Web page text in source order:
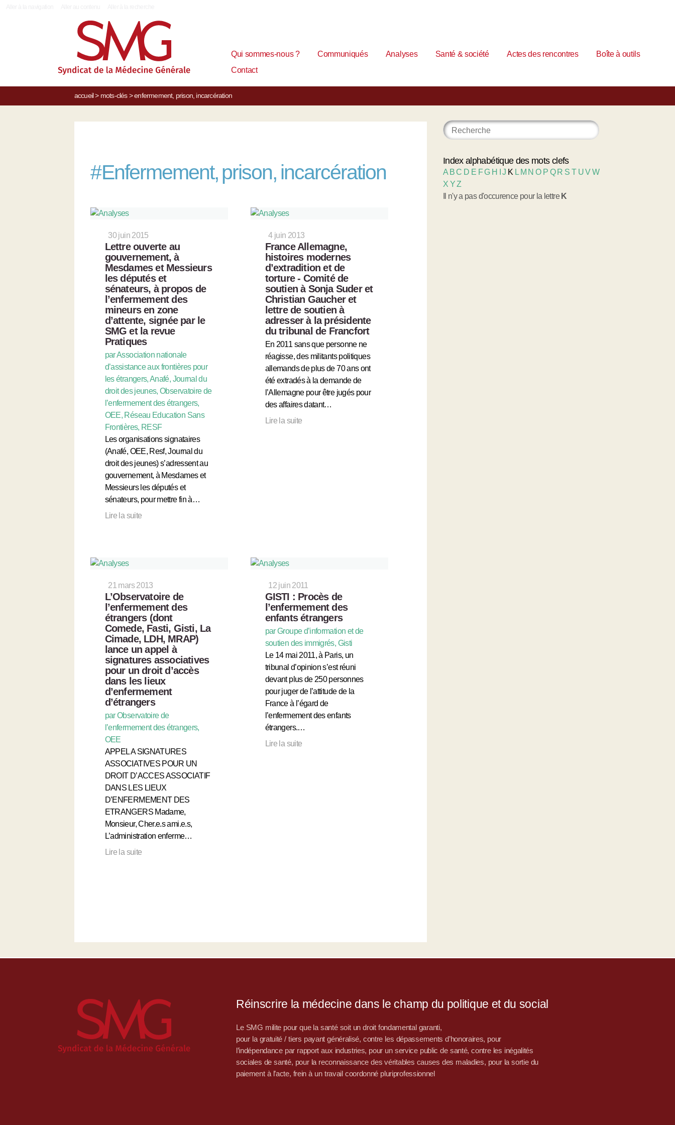
Qui sommes-nous ? Communiqués Analyses Santé & société Actes des rencontres
Boîte à outils
Contact
accueil> mots-clés> enfermement, prison, incarcération
#Enfermement, prison, incarcération
30 juin 2015
Lettre ouverte au
gouvernement, à
Mesdames et Messieurs
les députés et
sénateurs, à propos de
l’enfermement des
mineurs en zone
d’attente, signée par le
SMG et la revue
Pratiques
par Association nationale
d’assistance aux frontières pour
les étrangers, Anafé, Journal du
droit des jeunes, Observatoire de
l’enfermement des étrangers,
OEE, Réseau Education Sans
Frontières, RESF
Les organisations signataires
(Anafé, OEE, Resf, Journal du
droit des jeunes) s’adressent au
gouvernement, à Mesdames et
Messieurs les députés et
sénateurs, pour mettre fin à…
Lire la suite
4 juin 2013
France Allemagne,
histoires modernes
d’extradition et de
torture - Comité de
soutien à Sonja Suder et
Christian Gaucher et
lettre de soutien à
adresser à la présidente
du tribunal de Francfort
En 2011 sans que personne ne
réagisse, des militants politiques
allemands de plus de 70 ans ont
été extradés à la demande de
l’Allemagne pour être jugés pour
des affaires datant…
Lire la suite
21 mars 2013
L’Observatoire de
l’enfermement des
étrangers (dont
Comede, Fasti, Gisti, La
Cimade, LDH, MRAP)
lance un appel à
signatures associatives
pour un droit d’accès
dans les lieux
d’enfermement
d’étrangers
par Observatoire de
l’enfermement des étrangers,
OEE
APPEL A SIGNATURES
ASSOCIATIVES POUR UN
DROIT D’ACCES ASSOCIATIF
DANS LES LIEUX
D’ENFERMEMENT DES
ETRANGERS Madame,
Monsieur, Cher.e.s ami.e.s,
L’administration enferme…
Lire la suite
12 juin 2011
GISTI : Procès de
l’enfermement des
enfants étrangers
par Groupe d’information et de
soutien des immigrés, Gisti
Le 14 mai 2011, à Paris, un
tribunal d’opinion s’est réuni
devant plus de 250 personnes
pour juger de l’attitude de la
France à l’égard de
l’enfermement des enfants
étrangers.…
Lire la suite
Index alphabétique des mots clefs
A BC D E FG H IJ K L M NO P Q R S T UVW
X YZ
Il n'y a pas d'occurence pour la lettre K
Réinscrire la médecine dans le champ du politique et du social
Le SMG milite pour que la santé soit un droit fondamental garanti,
pour la gratuité / tiers payant généralisé, contre les dépassements d’honoraires, pour
l’indépendance par rapport aux industries, pour un service public de santé, contre les inégalités
sociales de santé, pour la reconnaissance des véritables causes des maladies, pour la sortie du
paiement à l’acte, frein à un travail coordonné pluriprofessionnel